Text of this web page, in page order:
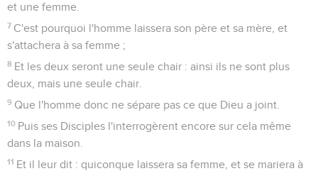
et une femme.
7 C'est pourquoi l'homme laissera son père et sa mère, et
s'attachera à sa femme ;
8 Et les deux seront une seule chair : ainsi ils ne sont plus
deux, mais une seule chair.
9 Que l'homme donc ne sépare pas ce que Dieu a joint.
10 Puis ses Disciples l'interrogèrent encore sur cela même
dans la maison.
11 Et il leur dit : quiconque laissera sa femme, et se mariera à